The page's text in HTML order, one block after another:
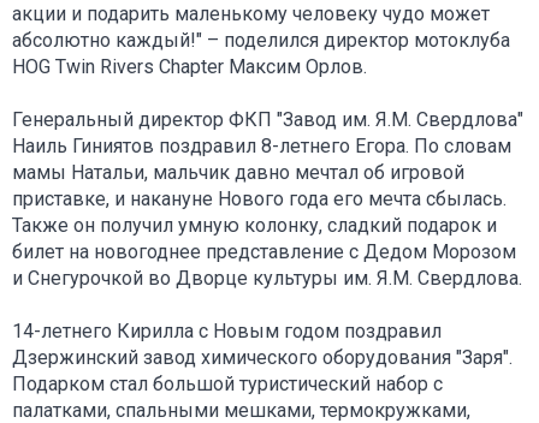
акции и подарить маленькому человеку чудо может
абсолютно каждый!" – поделился директор мотоклуба
HOG Twin Rivers Chapter Максим Орлов.
Генеральный директор ФКП "Завод им. Я.М. Свердлова"
Наиль Гиниятов поздравил 8-летнего Егора. По словам
мамы Натальи, мальчик давно мечтал об игровой
приставке, и накануне Нового года его мечта сбылась.
Также он получил умную колонку, сладкий подарок и
билет на новогоднее представление с Дедом Морозом
и Снегурочкой во Дворце культуры им. Я.М. Свердлова.
14-летнего Кирилла с Новым годом поздравил
Дзержинский завод химического оборудования "Заря".
Подарком стал большой туристический набор с
палатками, спальными мешками, термокружками,